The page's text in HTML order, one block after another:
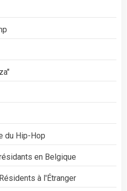
du Hip-Hop
en Belgique
à l'Étranger